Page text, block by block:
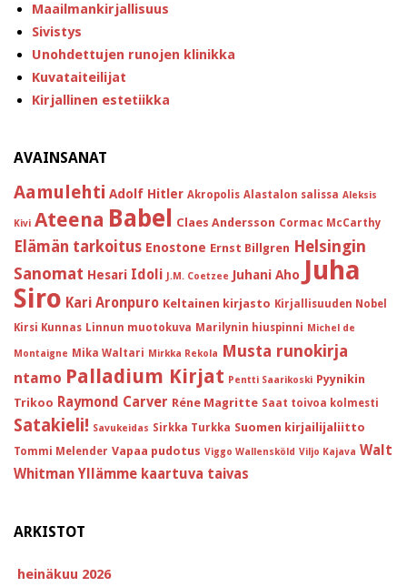
Maailmankirjallisuus
Sivistys
Unohdettujen runojen klinikka
Kuvataiteilijat
Kirjallinen estetiikka
AVAINSANAT
Aamulehti Adolf Hitler Akropolis Alastalon salissa Aleksis
Kivi Ateena Babel Claes Andersson Cormac McCarthy
Elämän tarkoitus Enostone Ernst Billgren Helsingin
Sanomat Hesari Idoli J.M. Coetzee Juhani Aho Juha
Siro Kari Aronpuro Keltainen kirjasto Kirjallisuuden Nobel
Kirsi Kunnas Linnun muotokuva Marilynin hiuspinni Michel de
Montaigne Mika Waltari Mirkka Rekola Musta runokirja
ntamo Palladium Kirjat Pentti Saarikoski Pyynikin
Trikoo Raymond Carver Réne Magritte Saat toivoa kolmesti
Satakieli! Savukeidas Sirkka Turkka Suomen kirjailijaliitto
Tommi Melender Vapaa pudotus Viggo Wallensköld Viljo Kajava Walt
Whitman Yllämme kaartuva taivas
ARKISTOT
heinäkuu 2026